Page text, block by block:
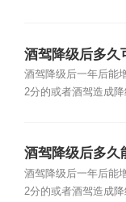
酒驾降级后多久
酒驾降级后一年后能
2分的或者酒驾造成
酒驾降级后多久
酒驾降级后一年后能
2分的或者酒驾造成降